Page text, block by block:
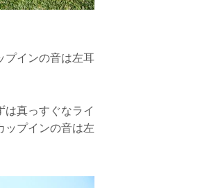
プインの音は左耳
真っすぐなライ
ップインの音は左